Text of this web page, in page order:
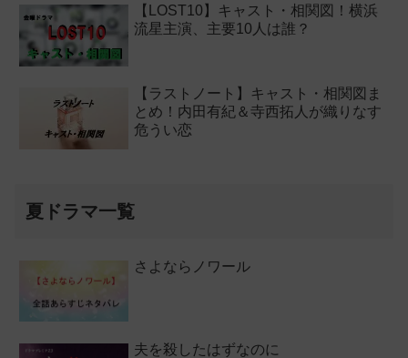
【LOST10】キャスト・相関図！横浜
流星主演、主要10人は誰？
【ラストノート】キャスト・相関図ま
とめ！内田有紀＆寺西拓人が織りなす
危うい恋
夏ドラマ一覧
さよならノワール
夫を殺したはずなのに